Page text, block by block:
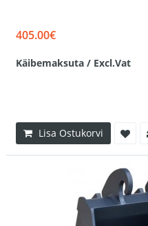
405.00€
Käibemaksuta / Excl.Vat
Lisa Ostukorvi